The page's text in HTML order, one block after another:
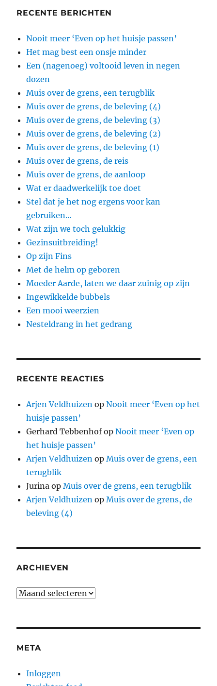
RECENTE BERICHTEN
Nooit meer ‘Even op het huisje passen’
Het mag best een onsje minder
Een (nagenoeg) voltooid leven in negen
dozen
Muis over de grens, een terugblik
Muis over de grens, de beleving (4)
Muis over de grens, de beleving (3)
Muis over de grens, de beleving (2)
Muis over de grens, de beleving (1)
Muis over de grens, de reis
Muis over de grens, de aanloop
Wat er daadwerkelijk toe doet
Stel dat je het nog ergens voor kan
gebruiken…
Wat zijn we toch gelukkig
Gezinsuitbreiding!
Op zijn Fins
Met de helm op geboren
Moeder Aarde, laten we daar zuinig op zijn
Ingewikkelde bubbels
Een mooi weerzien
Nesteldrang in het gedrang
RECENTE REACTIES
Arjen Veldhuizen opNooit meer ‘Even op het
huisje passen’
Gerhard TebbenhofopNooit meer ‘Even op
het huisje passen’
Arjen Veldhuizen opMuis over de grens, een
terugblik
Jurina opMuis over de grens, een terugblik
Arjen Veldhuizen opMuis over de grens, de
beleving (4)
ARCHIEVEN
Archieven
META
Inloggen